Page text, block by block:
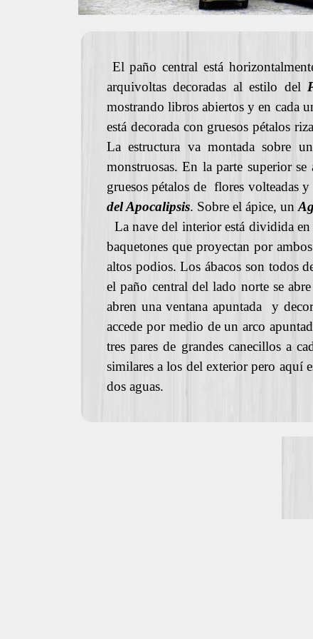
El paño central está
arquivoltas decoradas al estilo del
mostrando libros abiertos y en cada
está decorada con gruesos pétalos
La estructura va montada sobre
monstruosas. En la parte superior
gruesos pétalos de flores volteadas
del Apocalipsis. Sobre el ápice, un
La nave del interior está dividida en
baquetones que proyectan por
altos podios. Los ábacos son todos
el paño central del lado norte se
abren una ventana apuntada y
accede por medio de un arco
tres pares de grandes canecillos a
similares a los del exterior pero aquí
dos aguas.